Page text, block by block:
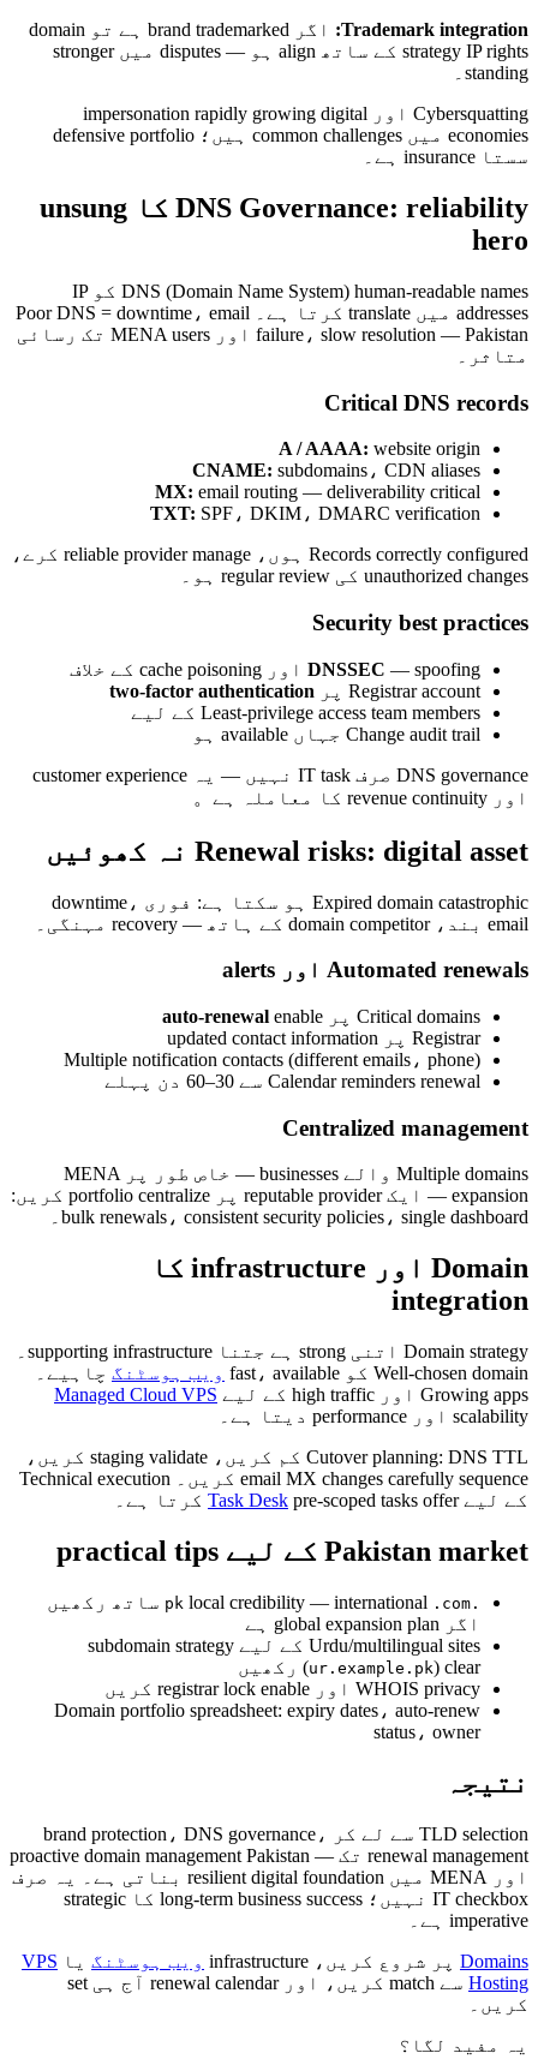
Trademark integration:
اگر brand trademarked ہے تو domain
strategy IP rights کے ساتھ align ہو — disputes میں stronger
standing۔
Cybersquatting اور impersonation rapidly growing digital
economies میں common challenges ہیں؛ defensive portfolio
سستا insurance ہے۔
DNS Governance: reliability کا unsung
hero
DNS (Domain Name System) human-readable names کو IP
addresses میں translate کرتا ہے۔ Poor DNS = downtime، email
failure، slow resolution — Pakistan اور MENA users تک رسائی
متاثر۔
Critical DNS records
A / AAAA: website origin
CNAME: subdomains، CDN aliases
MX: email routing — deliverability critical
TXT: SPF، DKIM، DMARC verification
Records correctly configured ہوں، reliable provider manage کرے،
unauthorized changes کی regular review ہو۔
Security best practices
DNSSEC — spoofing اور cache poisoning کے خلاف
Registrar account پر
two-factor authentication
Least-privilege access team members کے لیے
Change audit trail جہاں available ہو
DNS governance صرف IT task نہیں — یہ customer experience
اور revenue continuity کا معاملہ ہے。
Renewal risks: digital asset نہ کھوئیں
Expired domain catastrophic ہو سکتا ہے: فوری downtime،
email بند، domain competitor کے ہاتھ — recovery مہنگی۔
Automated renewals اور alerts
Critical domains پر auto-renewal enable
Registrar پر updated contact information
Multiple notification contacts (different emails، phone)
Calendar reminders renewal سے 30–60 دن پہلے
Centralized management
Multiple domains والے businesses — خاص طور پر MENA
expansion — ایک reputable provider پر portfolio centralize کریں:
bulk renewals، consistent security policies، single dashboard۔
Domain اور infrastructure کا
integration
Well-chosen domain کو fast، available
ویب ہوسٹنگ چاہیے۔
Growing apps اور high traffic کے لیے
Managed Cloud VPS
scalability اور performance دیتا ہے۔
Cutover planning: DNS TTL کم کریں، staging validate کریں،
email MX changes carefully sequence کریں۔ Technical execution
کے لیے
Task Desk pre-scoped tasks offer کرتا ہے۔
Pakistan market کے لیے practical tips
.pk
local credibility — international .com
ساتھ رکھیں
اگر global expansion plan ہے
Urdu/multilingual sites کے لیے subdomain strategy
(ur.example.pk) clear رکھیں
WHOIS privacy اور registrar lock enable کریں
Domain portfolio spreadsheet: expiry dates، auto-renew
status، owner
نتیجہ
TLD selection سے لے کر brand protection، DNS governance،
renewal management تک — proactive domain management Pakistan
اور MENA میں resilient digital foundation بناتی ہے۔ یہ صرف
IT checkbox نہیں؛ long-term business success کا strategic
imperative ہے۔
Domains پر شروع کریں، infrastructure ویب ہوسٹنگ یا VPS
Hosting
سے match کریں، اور renewal calendar آج ہی set
کریں۔
یہ مفید لگا؟